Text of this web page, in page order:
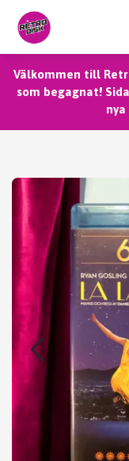
Välkommen till
som begagnat!